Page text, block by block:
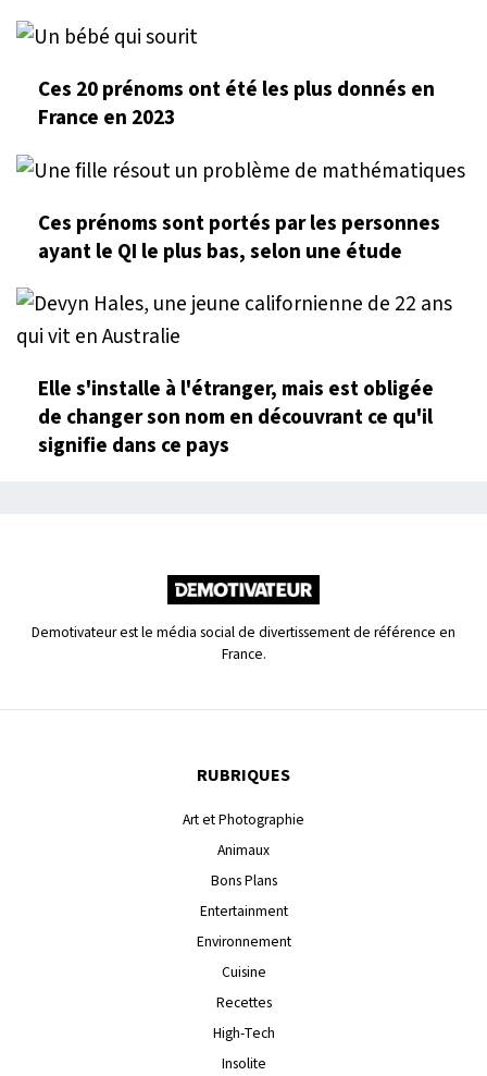
Ces 20 prénoms ont été les plus donnés en
France en 2023
Ces prénoms sont portés par les personnes
ayant le QI le plus bas, selon une étude
Elle s'installe à l'étranger, mais est obligée
de changer son nom en découvrant ce qu'il
signifie dans ce pays
Demotivateur est le média social de divertissement de référence en
France.
RUBRIQUES
Art et Photographie
Animaux
Bons Plans
Entertainment
Environnement
Cuisine
Recettes
High-Tech
Insolite